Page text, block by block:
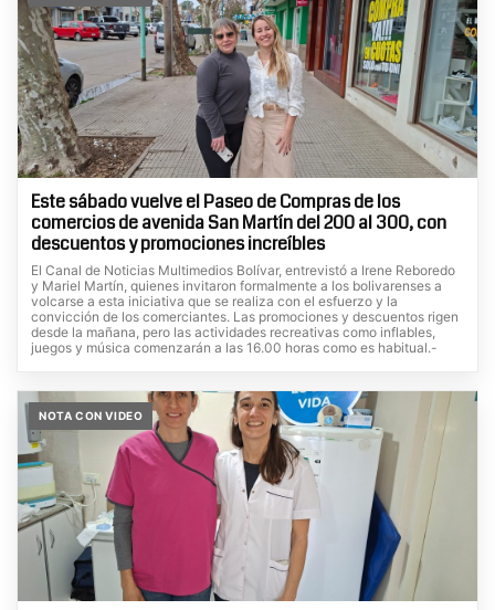
Este sábado vuelve el Paseo de Compras de los
comercios de avenida San Martín del 200 al 300, con
descuentos y promociones increíbles
El Canal de Noticias Multimedios Bolívar, entrevistó a Irene Reboredo
y Mariel Martín, quienes invitaron formalmente a los bolivarenses a
volcarse a esta iniciativa que se realiza con el esfuerzo y la
convicción de los comerciantes. Las promociones y descuentos rigen
desde la mañana, pero las actividades recreativas como inflables,
juegos y música comenzarán a las 16.00 horas como es habitual.-
NOTA CON VIDEO